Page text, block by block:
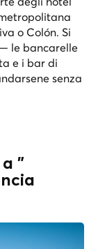
o Colón. Si
le bancarelle
e i bar di
senza
"